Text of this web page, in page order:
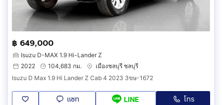
฿ 649,000
Isuzu D-MAX 1.9 Hi-Lander Z
2022
104,683 กม.
เมืองชลบุรี ชลบุรี
Isuzu D Max 1.9 Hi Lander Z Cab 4 2023 3ขษ-1672
แชท LINE โทร